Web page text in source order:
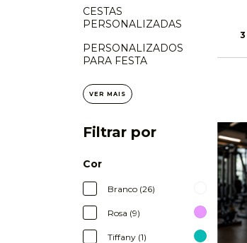
CESTAS
PERSONALIZADAS
PERSONALIZADOS
PARA FESTA
VER MAIS
Filtrar por
Cor
Branco (26)
Rosa (9)
Tiffany (1)
3